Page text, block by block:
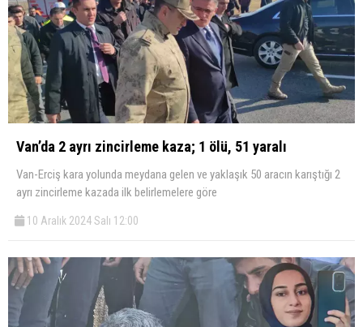
Van’da 2 ayrı zincirleme kaza; 1 ölü, 51 yaralı
Van-Erciş kara yolunda meydana gelen ve yaklaşık 50 aracın karıştığı 2
ayrı zincirleme kazada ilk belirlemelere göre
10 Aralık 2024 Salı 12:00